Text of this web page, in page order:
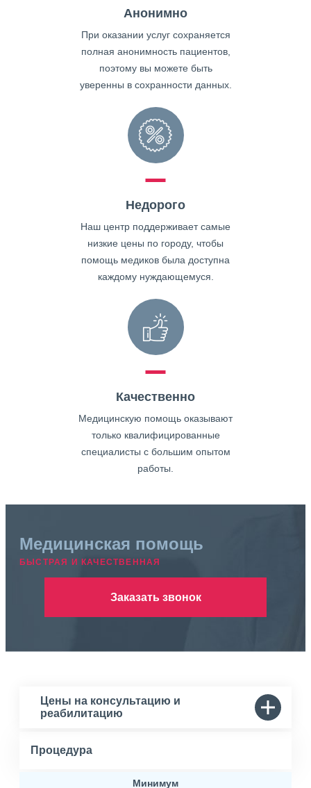
Анонимно
При оказании услуг сохраняется
полная анонимность пациентов,
поэтому вы можете быть
уверенны в сохранности данных.
Недорого
Наш центр поддерживает самые
низкие цены по городу, чтобы
помощь медиков была доступна
каждому нуждающемуся.
Качественно
Медицинскую помощь оказывают
только квалифицированные
специалисты с большим опытом
работы.
Медицинская помощь
БЫСТРАЯ И КАЧЕСТВЕННАЯ
Заказать звонок
Цены на консультацию и
реабилитацию
Процедура
Минимум